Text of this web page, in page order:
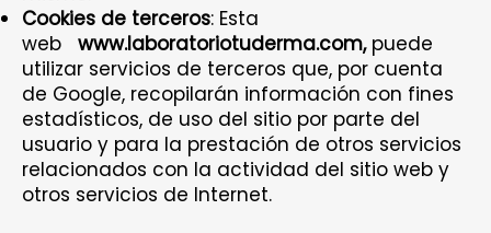
Cookies de terceros: Esta
web
www.laboratoriotuderma.com,puede
utilizar servicios de terceros que, por cuenta
de Google, recopilarán información con fines
estadísticos, de uso del sitio por parte del
usuario y para la prestación de otros servicios
relacionados con la actividad del sitio web y
otros servicios de Internet.